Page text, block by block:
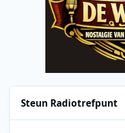
Steun Radiotrefpunt